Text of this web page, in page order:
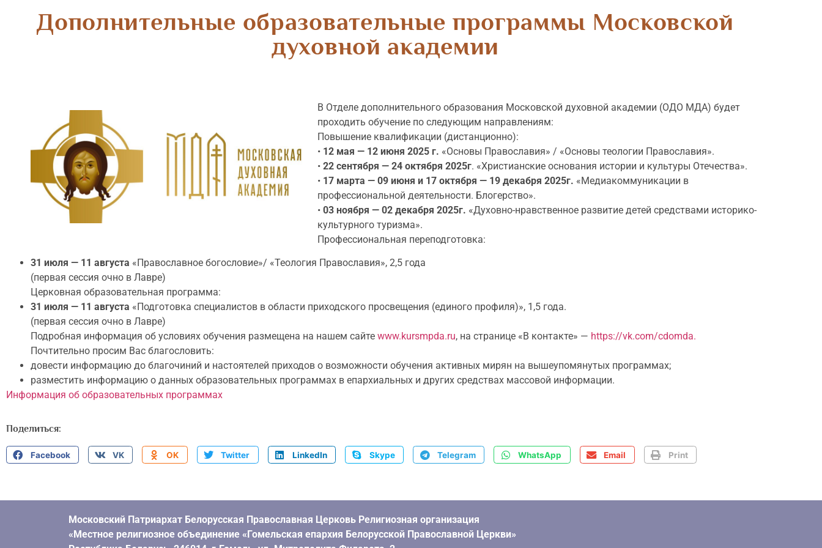
Дополнительные образовательные программы Московской
духовной академии
В Отделе дополнительного образования Московской духовной академии (ОДО МДА) будет
проходить обучение по следующим направлениям:
Повышение квалификации (дистанционно):
• 12 мая — 12 июня 2025 г. «Основы Православия» / «Основы теологии Православия».
• 22 сентября — 24 октября 2025г. «Христианские основания истории и культуры Отечества».
• 17 марта — 09 июня и 17 октября — 19 декабря 2025г. «Медиакоммуникации в
профессиональной деятельности. Блогерство».
• 03 ноября — 02 декабря 2025г. «Духовно-нравственное развитие детей средствами историко-
культурного туризма».
Профессиональная переподготовка:
31 июля — 11 августа «Православное богословие»/ «Теология Православия», 2,5 года
(первая сессия очно в Лавре)
Церковная образовательная программа:
31 июля — 11 августа «Подготовка специалистов в области приходского просвещения (единого профиля)», 1,5 года.
(первая сессия очно в Лавре)
Подробная информация об условиях обучения размещена на нашем сайте www.kursmpda.ru, на странице «В контакте» — https://vk.com/cdomda.
Почтительно просим Вас благословить:
довести информацию до благочиний и настоятелей приходов о возможности обучения активных мирян на вышеупомянутых программах;
разместить информацию о данных образовательных программах в епархиальных и других средствах массовой информации.
Информация об образовательных программах
Поделиться:
Facebook VK OK Twitter LinkedIn Skype Telegram WhatsApp Email Print
Московский Патриархат Белорусская Православная Церковь Религиозная организация
«Местное религиозное объединение «Гомельская епархия Белорусской Православной Церкви»